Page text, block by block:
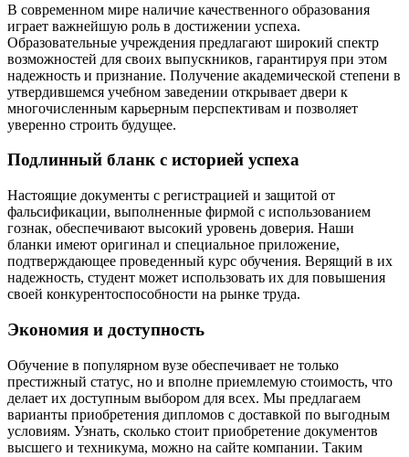
В современном мире наличие качественного образования
играет важнейшую роль в достижении успеха.
Образовательные учреждения предлагают широкий спектр
возможностей для своих выпускников, гарантируя при этом
надежность и признание. Получение академической степени в
утвердившемся учебном заведении открывает двери к
многочисленным карьерным перспективам и позволяет
уверенно строить будущее.
Подлинный бланк с историей успеха
Настоящие документы с регистрацией и защитой от
фальсификации, выполненные фирмой с использованием
гознак, обеспечивают высокий уровень доверия. Наши
бланки имеют оригинал и специальное приложение,
подтверждающее проведенный курс обучения. Верящий в их
надежность, студент может использовать их для повышения
своей конкурентоспособности на рынке труда.
Экономия и доступность
Обучение в популярном вузе обеспечивает не только
престижный статус, но и вполне приемлемую стоимость, что
делает их доступным выбором для всех. Мы предлагаем
варианты приобретения дипломов с доставкой по выгодным
условиям. Узнать, сколько стоит приобретение документов
высшего и техникума, можно на сайте компании. Таким